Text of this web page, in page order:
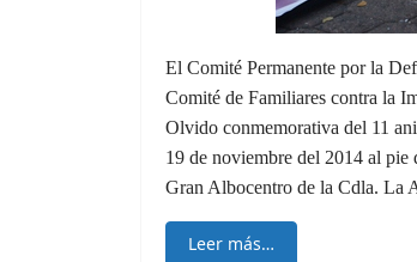
El Comité Permanente por la
Comité de Familiares contra la
Olvido conmemorativa del 11
19 de noviembre del 2014 al pie
Gran Albocentro de la Cdla. La
Leer más…